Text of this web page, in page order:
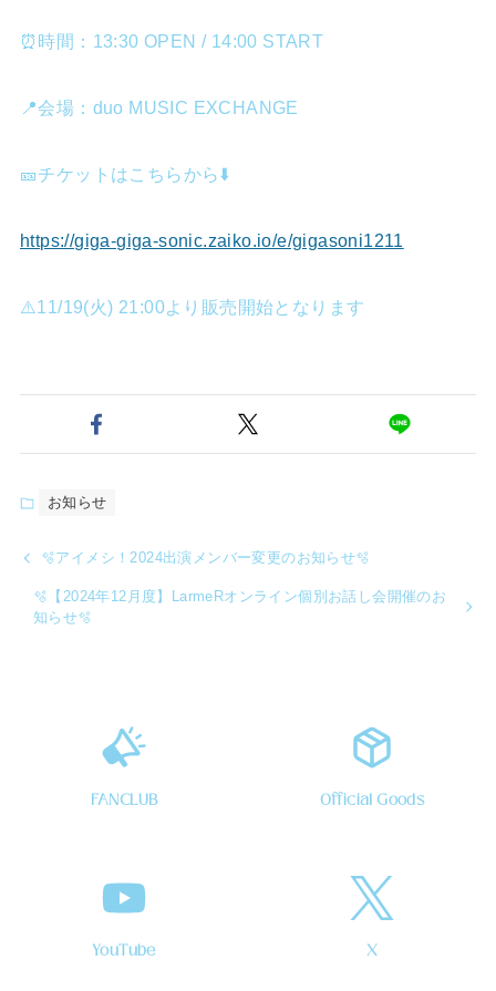
⏰時間：13:30 OPEN / 14:00 START
📍会場：duo MUSIC EXCHANGE
🎫チケットはこちらから⬇️
https://giga-giga-sonic.zaiko.io/e/gigasoni1211
⚠️11/19(火) 21:00より販売開始となります
お知らせ
🫧アイメシ！2024出演メンバー変更のお知らせ🫧
🫧【2024年12月度】LarmeRオンライン個別お話し会開催のお
知らせ🫧
FANCLUB Official Goods
YouTube X